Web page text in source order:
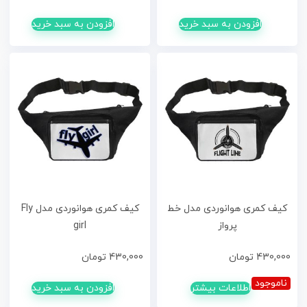
افزودن به سبد خرید افزودن به سبد خرید
کیف کمری هوانوردی مدل خط
پرواز
430,000 تومان
ناموجود اطلاعات بیشتر
کیف کمری هوانوردی مدل Fly
girl
430,000 تومان
افزودن به سبد خرید